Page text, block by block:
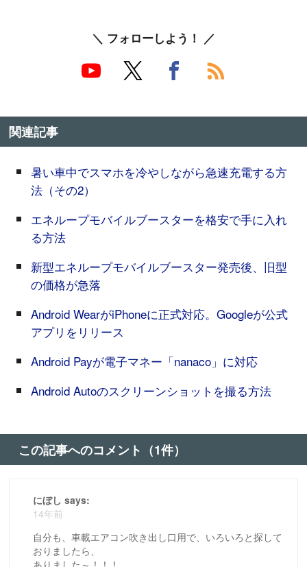
＼ フォローしよう！ ／
関連記事
暑い車中でスマホを冷やしながら急速充電する方
法（その2）
エネループモバイルブースターを格安で手に入れ
る方法
新型エネループモバイルブースター発売後、旧型
の価格が急落
Android WearがiPhoneに正式対応。Googleが公式
アプリをリリース
Android Payが電子マネー「nanaco」に対応
Android Autoのスクリーンショットを撮る方法
この記事へのコメント（1件）
にぼし says:
14年前
自分も、車載エアコン吹き出し口用で、いろいろと探して
おりましたら、
ありました～！！！